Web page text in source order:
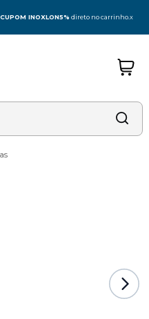
INOXLON5% direto no carrinho.x